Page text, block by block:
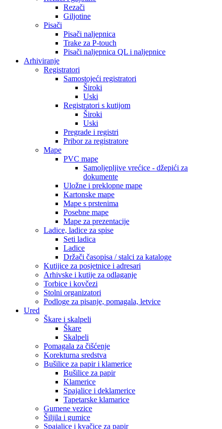
Rezači
Giljotine
Pisači
Pisači naljepnica
Trake za P-touch
Pisači naljepnica QL i naljepnice
Arhiviranje
Registratori
Samostojeći registratori
Široki
Uski
Registratori s kutijom
Široki
Uski
Pregrade i registri
Pribor za registratore
Mape
PVC mape
Samoljepljive vrećice - džepići za
dokumente
Uložne i preklopne mape
Kartonske mape
Mape s prstenima
Posebne mape
Mape za prezentacije
Ladice, ladice za spise
Seti ladica
Ladice
Držači časopisa / stalci za kataloge
Kutijice za posjetnice i adresari
Arhivske i kutije za odlaganje
Torbice i kovčezi
Stolni organizatori
Podloge za pisanje, pomagala, letvice
Ured
Škare i skalpeli
Škare
Skalpeli
Pomagala za čišćenje
Korekturna sredstva
Bušilice za papir i klamerice
Bušilice za papir
Klamerice
Spajalice i deklamerice
Tapetarske klamarice
Gumene vezice
Šiljila i gumice
Spajalice i kvačice za papir